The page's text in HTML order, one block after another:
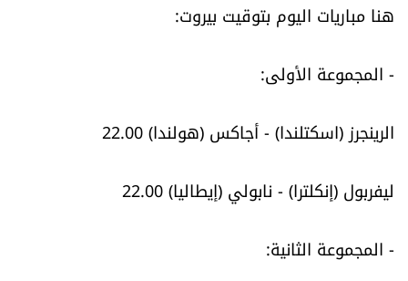
من نحن
للتواصل معنا
شروط الإشتراك
هنا مباريات اليوم بتوقيت بيروت:
- المجموعة الأولى:
الرينجرز (اسكتلندا) - أجاكس (هولندا) 22.00
ليفربول (إنكلترا) - نابولي (إيطاليا) 22.00
- المجموعة الثانية: